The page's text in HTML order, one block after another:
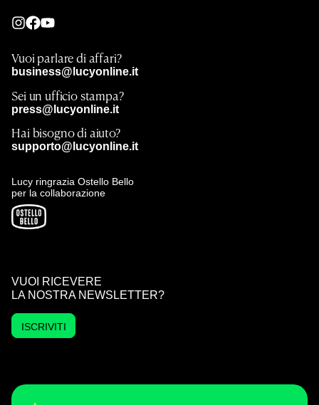
Vuoi parlare di affari?
business@lucyonline.it
Sei un ufficio stampa?
press@lucyonline.it
Hai bisogno di aiuto?
supporto@lucyonline.it
Lucy ringrazia Ostello Bello
per la collaborazione
VUOI RICEVERE
LA NOSTRA NEWSLETTER?
ISCRIVITI